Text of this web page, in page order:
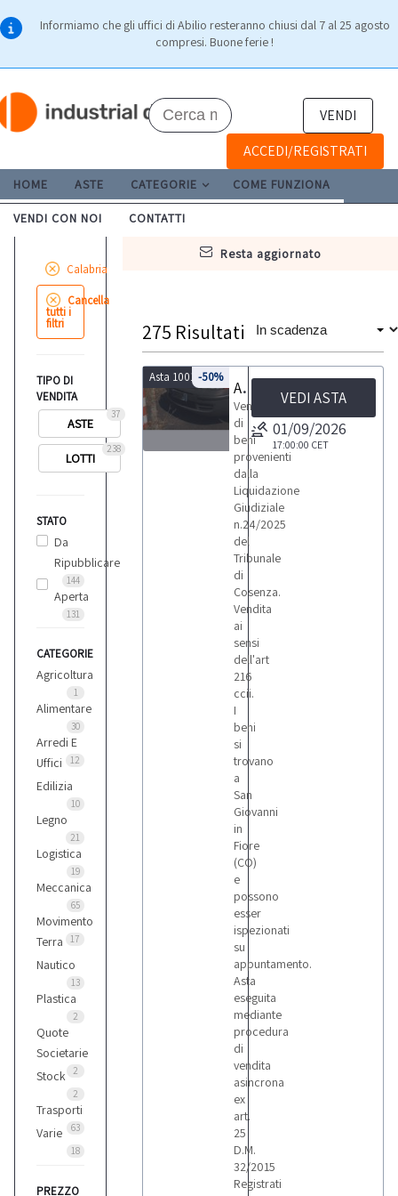
Informiamo che gli uffici di Abilio resteranno chiusi dal 7 al 25 agosto
compresi. Buone ferie !
VENDI
ACCEDI/REGISTRATI
HOME ASTE CATEGORIE COME FUNZIONA
VENDI CON NOI CONTATTI
resta aggiornato
Calabria
Cancella
tutti i
filtri
TIPO DI
VENDITA
37
ASTE
238
LOTTI
STATO
Da
Ripubblicare
144
Aperta
131
CATEGORIE
Agricoltura
1
Alimentare
30
Arredi E
Uffici
12
Edilizia
10
Legno
21
Logistica
19
Meccanica
65
Movimento
Terra
17
Nautico
13
Plastica
2
Quote
Societarie
2
Stock
2
Trasporti
63
Varie
18
PREZZO
275 Risultati
Asta 10018-50%
Arredi vari e Fiat Panda
Vendita
di
beni
provenienti
dalla
Liquidazione
Giudiziale
n.24/2025
del
Tribunale
di
Cosenza.
Vendita
ai
sensi
dell'art
216
ccii.
I
beni
si
trovano
a
San
Giovanni
in
Fiore
(CO)
e
possono
esser
ispezionati
su
appuntamento.
Asta
eseguita
mediante
procedura
di
vendita
asincrona
ex
art.
25
D.M.
32/2015
Registrati
VEDI ASTA
01/09/2026
17:00:00 CET